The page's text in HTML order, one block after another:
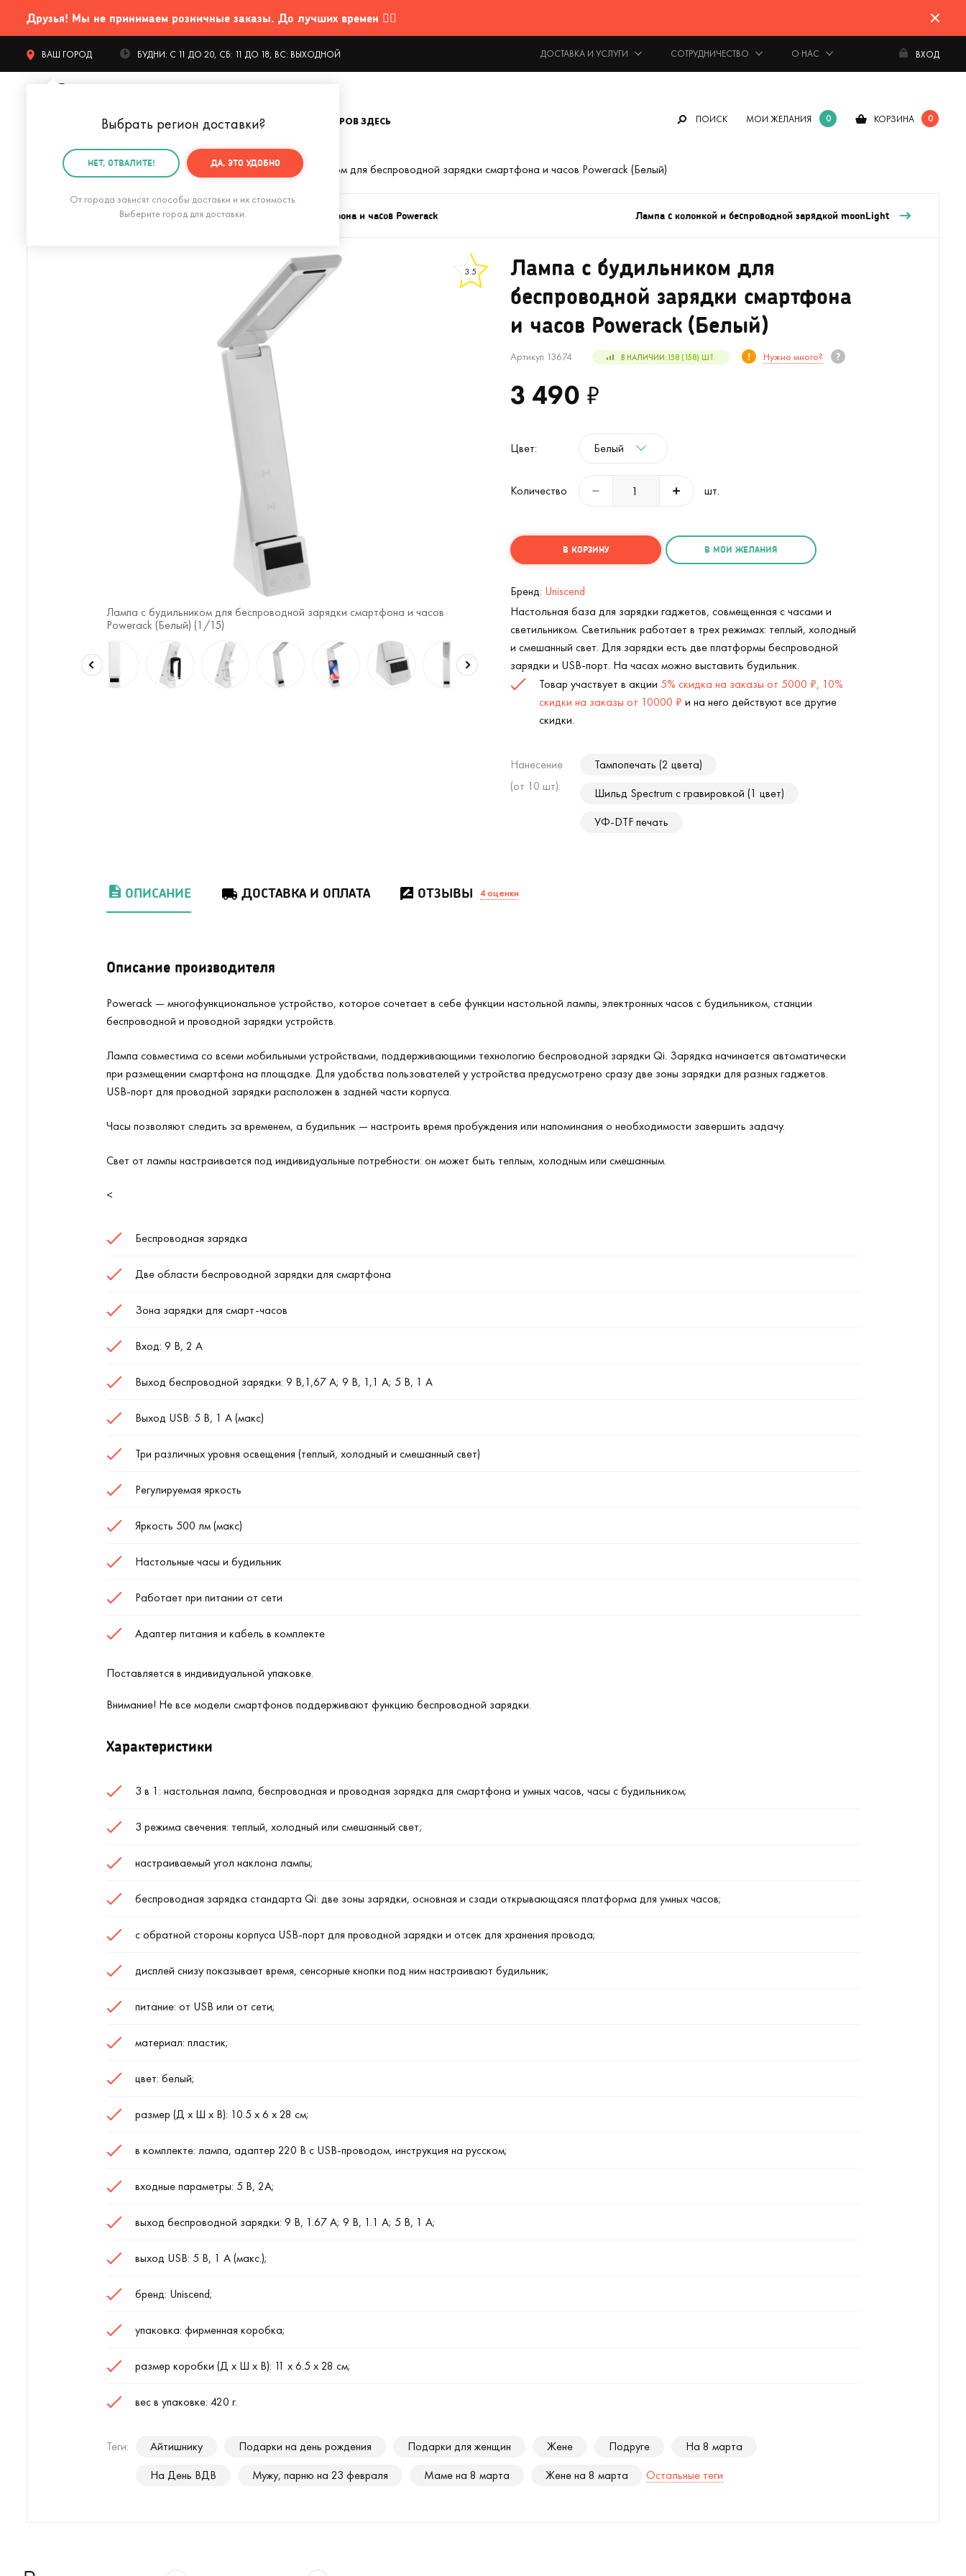
Друзья! Мы не принимаем розничные заказы. До лучших времен 🤷‍♂️
ВАШ ГОРОД
Выбрать регион доставки?
НЕТ, ОТВАЛИТЕ! ДА, ЭТО УДОБНО
От города зависят способы доставки и их стоимость.
Выберите город для доставки.
БУДНИ: С 11 ДО 20, СБ: 11 ДО 18, ВС: ВЫХОДНОЙ ДОСТАВКА И УСЛУГИ СОТРУДНИЧЕСТВО О НАС ВХОД
КАТАЛОГ ТОВАРОВ ЗДЕСЬ ПОИСК МОИ ЖЕЛАНИЯ 0 КОРЗИНА 0
Главная Интерьер Светильники Лампа с будильником для беспроводной зарядки смартфона и часов Powerack (Белый)
Лампа с будильником для беспроводной зарядки смартфона и часов Powerack Лампа с колонкой и беспроводной зарядкой moonLight
3.5
Лампа с будильником для беспроводной зарядки смартфона и часов
Powerack (Белый) (1 /15)
Лампа с будильником для беспроводной зарядки смартфона и часов
/15)
Лампа с будильником для
Powerack (3
Лампа с будильником для
беспроводной зарядки смартфона
и часов Powerack (Белый)
Артикул 13674 В НАЛИЧИИ:158 (158) ШТ. Нужно много?
3 490 ₽
Цвет: Белый
Количество шт.
В КОРЗИНУ В МОИ ЖЕЛАНИЯ
Бренд: Uniscend
Настольная база для зарядки гаджетов, совмещенная с часами и
светильником. Светильник работает в трех режимах: теплый, холодный
и смешанный свет. Для зарядки есть две платформы беспроводной
зарядки и USB-порт. На часах можно выставить будильник.
Товар участвует в акции 5% скидка на заказы от 5000 ₽, 10%
скидки на заказы от 10000 ₽ и на него действуют все другие
скидки.
Нанесение
(от 10 шт):
Тампопечать (2 цвета)
Шильд Spectrum с гравировкой (1 цвет)
УФ-DTF печать
ОПИСАНИЕ ДОСТАВКА И ОПЛАТА ОТЗЫВЫ 4оценки
Описание производителя
Powerack — многофункциональное устройство, которое сочетает в себе функции настольной лампы, электронных часов с будильником, станции
беспроводной и проводной зарядки устройств.
Лампа совместима со всеми мобильными устройствами, поддерживающими технологию беспроводной зарядки Qi. Зарядка начинается автоматически
при размещении смартфона на площадке. Для удобства пользователей у устройства предусмотрено сразу две зоны зарядки для разных гаджетов.
USB-порт для проводной зарядки расположен в задней части корпуса.
Часы позволяют следить за временем, а будильник — настроить время пробуждения или напоминания о необходимости завершить задачу.
Свет от лампы настраивается под индивидуальные потребности: он может быть теплым, холодным или смешанным.
<
Беспроводная зарядка
Две области беспроводной зарядки для смартфона
Зона зарядки для смарт-часов
Вход: 9 В, 2 A
Выход беспроводной зарядки: 9 В,1,67 A; 9 В, 1,1 A; 5 В, 1 A
Выход USB: 5 В, 1 А (макс)
Три различных уровня освещения (теплый, холодный и смешанный свет)
Регулируемая яркость
Яркость 500 лм (макс)
Настольные часы и будильник
Работает при питании от сети
Адаптер питания и кабель в комплекте
Поставляется в индивидуальной упаковке.
Внимание! Не все модели смартфонов поддерживают функцию беспроводной зарядки.
Характеристики
3 в 1: настольная лампа, беспроводная и проводная зарядка для смартфона и умных часов, часы с будильником;
3 режима свечения: теплый, холодный или смешанный свет;
настраиваемый угол наклона лампы;
беспроводная зарядка стандарта Qi: две зоны зарядки, основная и сзади открывающаяся платформа для умных часов;
с обратной стороны корпуса USB-порт для проводной зарядки и отсек для хранения провода;
дисплей снизу показывает время, сенсорные кнопки под ним настраивают будильник;
питание: от USB или от сети;
материал: пластик;
цвет: белый;
размер (Д х Ш х В): 10.5 х 6 х 28 см;
в комплекте: лампа, адаптер 220 В с USB-проводом, инструкция на русском;
входные параметры: 5 В, 2А;
выход беспроводной зарядки: 9 В, 1.67 A; 9 В, 1.1 A; 5 В, 1 A;
выход USB: 5 В, 1 А (макс.);
бренд: Uniscend;
упаковка: фирменная коробка;
размер коробки (Д х Ш х В): 11 х 6.5 х 28 см;
вес в упаковке: 420 г.
Теги: Айтишнику Подарки на день рождения Подарки для женщин Жене Подруге
На 8 марта
На День ВДВ
Мужу, парню на 23 февраля Маме на 8 марта Жене на 8 марта Остальные теги